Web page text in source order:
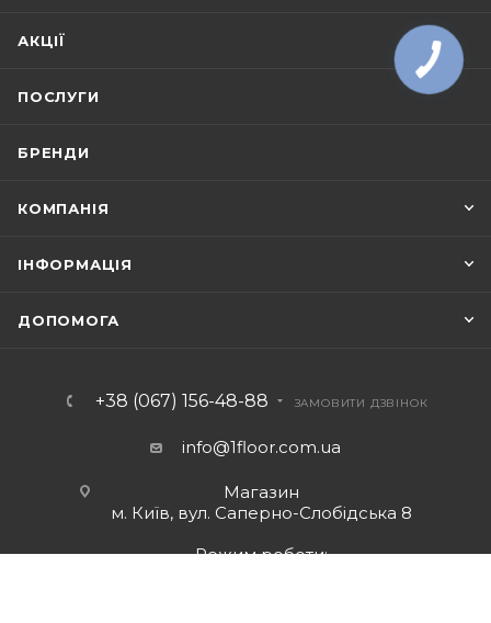
АКЦІЇ
ПОСЛУГИ
БРЕНДИ
КОМПАНІЯ
ІНФОРМАЦІЯ
ДОПОМОГА
+38 (067) 156-48-88 ЗАМОВИТИ ДЗВІНОК
info@1floor.com.ua
Магазин
м. Київ, вул. Саперно-Слобідська 8
Режим роботи: